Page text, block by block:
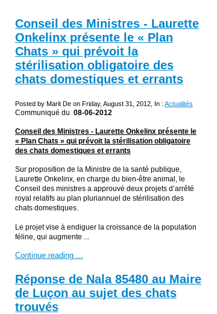
Conseil des Ministres - Laurette
Onkelinx présente le « Plan
Chats » qui prévoit la
stérilisation obligatoire des
chats domestiques et errants
Posted by Marit De on Friday, August 31, 2012, In : Actualités
Communiqué du 08-06-2012
Conseil des Ministres - Laurette Onkelinx présente le
« Plan Chats » qui prévoit la stérilisation obligatoire
des chats domestiques et errants
Sur proposition de la Ministre de la santé publique,
Laurette Onkelinx, en charge du bien-être animal, le
Conseil des ministres a approuvé deux projets d’arrêté
royal relatifs au plan pluriannuel de stérilisation des
chats domestiques.
Le projet vise à endiguer la croissance de la population
féline, qui augmente ...
Continue reading ...
Réponse de Nala 85480 au Maire
de Luçon au sujet des chats
trouvés